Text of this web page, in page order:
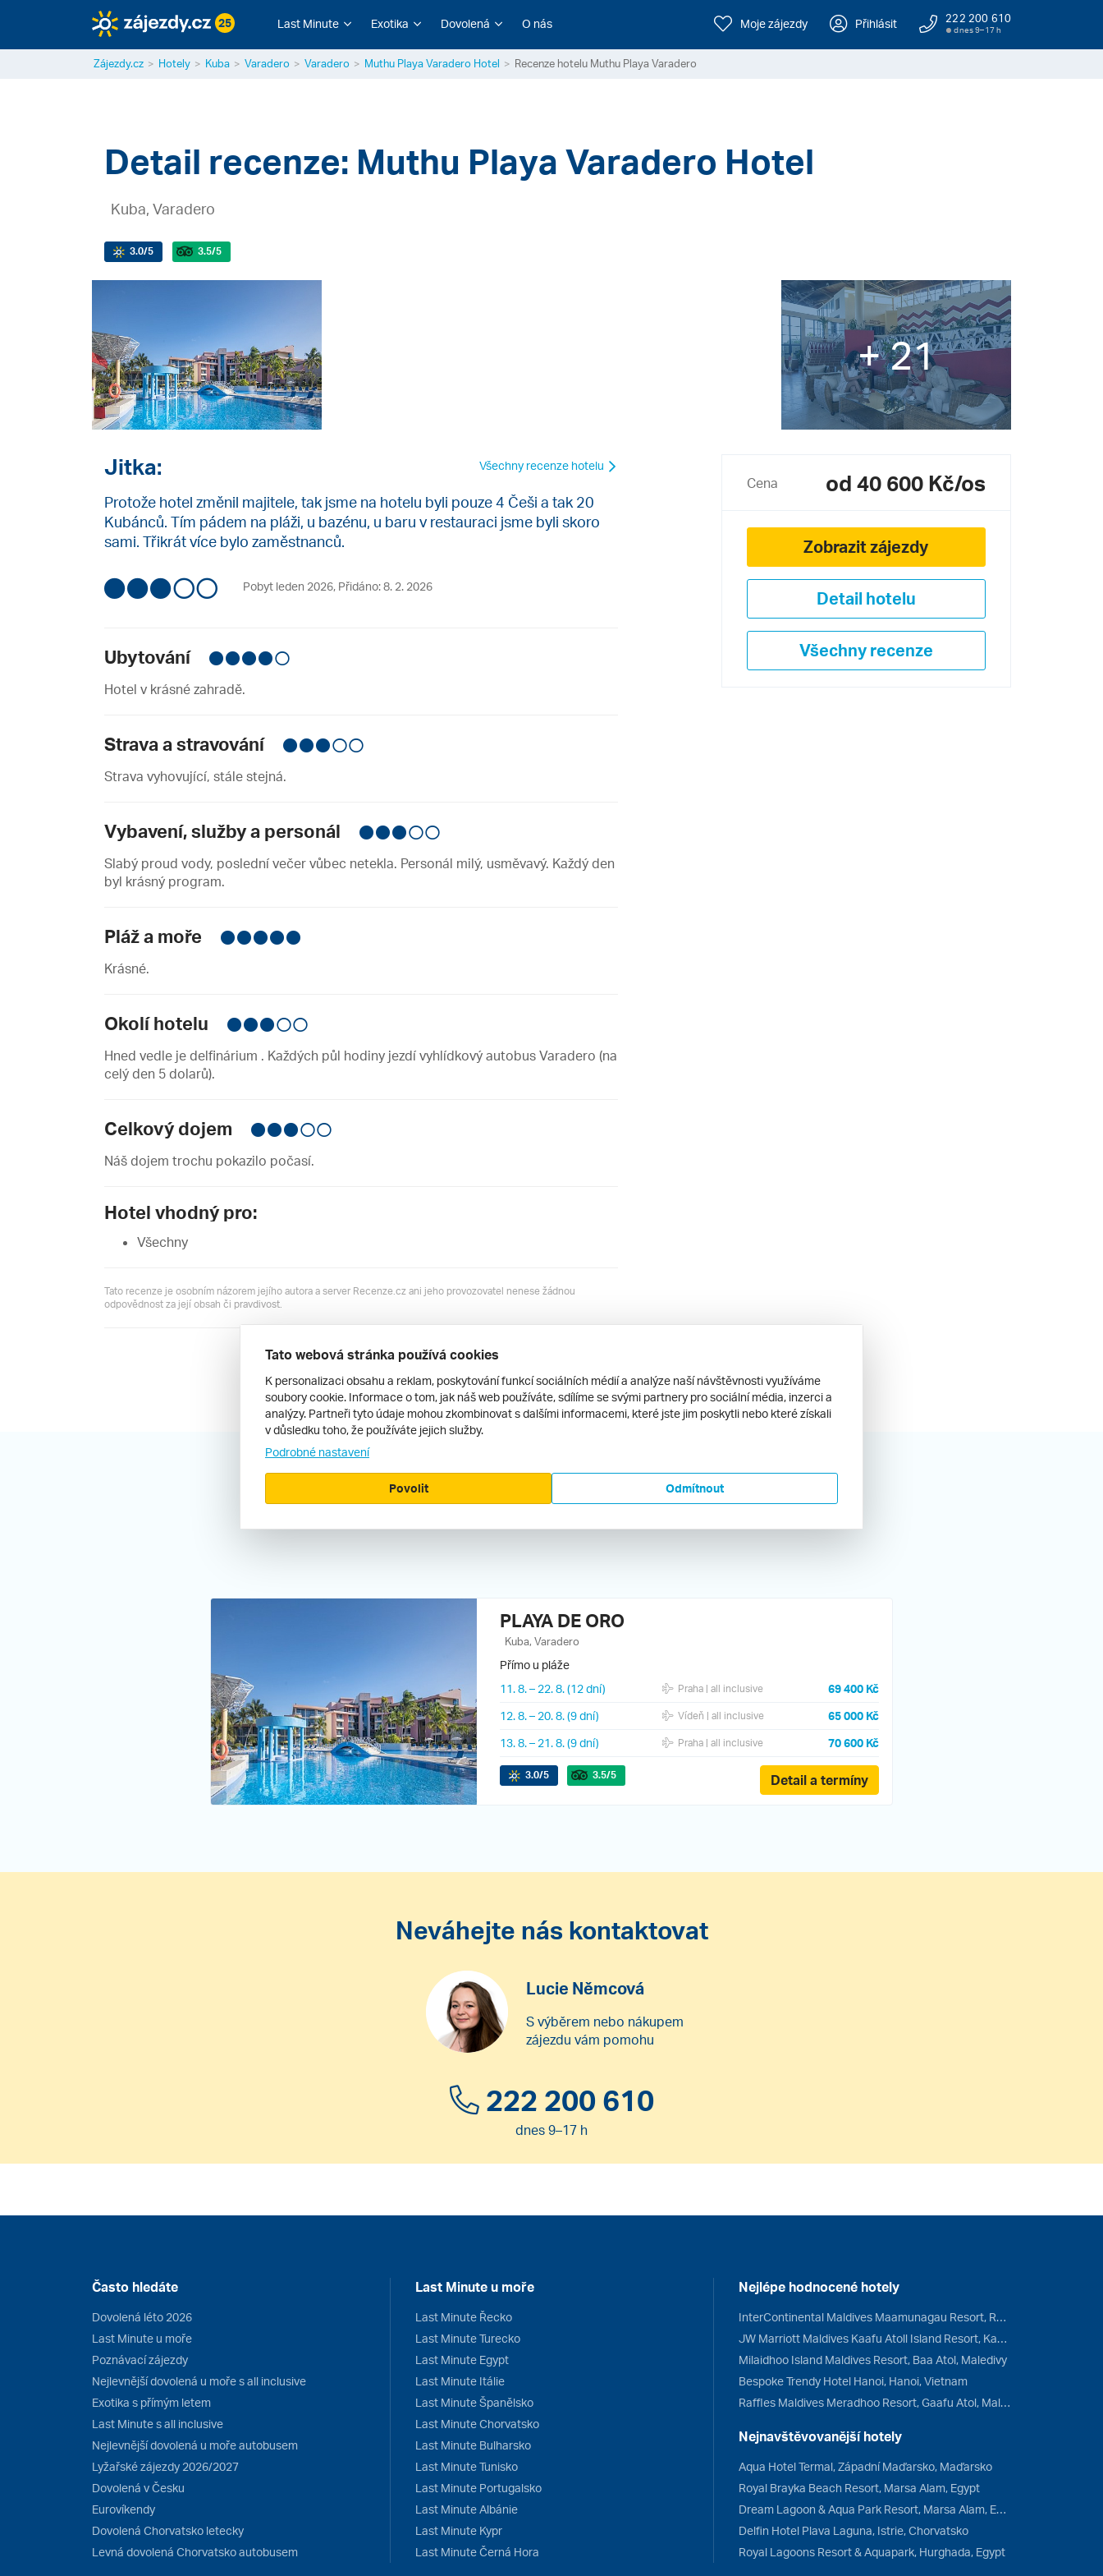
25 Last Minute Exotika Dovolená O nás Moje zájezdy Přihlásit 222 200 610
dnes 9–17 h
Zájezdy.cz Hotely Kuba Varadero Varadero Muthu Playa Varadero Hotel Recenze hotelu Muthu Playa Varadero
Detail recenze: Muthu Playa Varadero Hotel
Kuba, Varadero
3.0/5 3.5/5
+ 21
Cena od 40 600 Kč/os
Zobrazit zájezdy
Detail hotelu
Všechny recenze
Všechny recenze hotelu
Jitka:
Protože hotel změnil majitele, tak jsme na hotelu byli pouze 4 Češi a tak 20
Kubánců. Tím pádem na pláži, u bazénu, u baru v restauraci jsme byli skoro
sami. Třikrát více bylo zaměstnanců.
Pobyt leden 2026, Přidáno: 8. 2. 2026
Ubytování
Hotel v krásné zahradě.
Strava a stravování
Strava vyhovující, stále stejná.
Vybavení, služby a personál
Slabý proud vody, poslední večer vůbec netekla. Personál milý, usměvavý. Každý den
byl krásný program.
Pláž a moře
Krásné.
Okolí hotelu
Hned vedle je delfinárium . Každých půl hodiny jezdí vyhlídkový autobus Varadero (na
celý den 5 dolarů).
Celkový dojem
Náš dojem trochu pokazilo počasí.
Hotel vhodný pro:
Všechny
Tato recenze je osobním názorem jejího autora a server Recenze.cz ani jeho provozovatel nenese žádnou
odpovědnost za její obsah či pravdivost.
Všechny recenze hotelu
Zájezdy do hotelu Muthu Playa Varadero Hotel
PLAYA DE ORO
Kuba, Varadero
Přímo u pláže
11. 8.– 22. 8.(12 dní) Praha| all inclusive
69 400 Kč
12. 8.– 20. 8.(9 dní) Vídeň | all inclusive
65 000 Kč
13. 8.– 21. 8.(9 dní) Praha| all inclusive 70 600 Kč
3.0/5 3.5/5 Detail a termíny
Neváhejte nás kontaktovat
Lucie Němcová
S výběrem nebo nákupem
zájezdu vám pomohu
222 200 610
dnes 9–17 h
Často hledáte
Dovolená léto 2026
Last Minute u moře
Poznávací zájezdy
Nejlevnější dovolená u moře s all inclusive
Exotika s přímým letem
Last Minute s all inclusive
Nejlevnější dovolená u moře autobusem
Lyžařské zájezdy 2026/2027
Dovolená v Česku
Eurovíkendy
Dovolená Chorvatsko letecky
Levná dovolená Chorvatsko autobusem
Last Minute u moře
Last Minute Řecko
Last Minute Turecko
Last Minute Egypt
Last Minute Itálie
Last Minute Španělsko
Last Minute Chorvatsko
Last Minute Bulharsko
Last Minute Tunisko
Last Minute Portugalsko
Last Minute Albánie
Last Minute Kypr
Last Minute Černá Hora
Nejlépe hodnocené hotely
InterContinental Maldives Maamunagau Resort, Raa Atol, Maledivy
JW Marriott Maldives Kaafu Atoll Island Resort, Kaafu Atol, Maledivy
Milaidhoo Island Maldives Resort, Baa Atol, Maledivy
Bespoke Trendy Hotel Hanoi, Hanoi, Vietnam
Raffles Maldives Meradhoo Resort, Gaafu Atol, Maledivy
Nejnavštěvovanější hotely
Aqua Hotel Termal, Západní Maďarsko, Maďarsko
Royal Brayka Beach Resort, Marsa Alam, Egypt
Dream Lagoon & Aqua Park Resort, Marsa Alam, Egypt
Delfin Hotel Plava Laguna, Istrie, Chorvatsko
Royal Lagoons Resort & Aquapark, Hurghada, Egypt
Tato webová stránka používá cookies
K personalizaci obsahu a reklam, poskytování funkcí sociálních médií a analýze naší návštěvnosti využíváme
soubory cookie. Informace o tom, jak náš web používáte, sdílíme se svými partnery pro sociální média, inzerci a
analýzy. Partneři tyto údaje mohou zkombinovat s dalšími informacemi, které jste jim poskytli nebo které získali
v důsledku toho, že používáte jejich služby.
Podrobné nastavení
Odmítnout
Povolit